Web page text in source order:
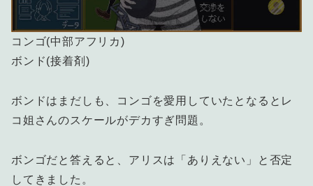
コンゴ(中部アフリカ)
ボンド(接着剤)
ボンドはまだしも、コンゴを愛用していたとなるとレ
コ姐さんのスケールがデカすぎ問題。
ボンゴだと答えると、アリスは「ありえない」と否定
してきました。